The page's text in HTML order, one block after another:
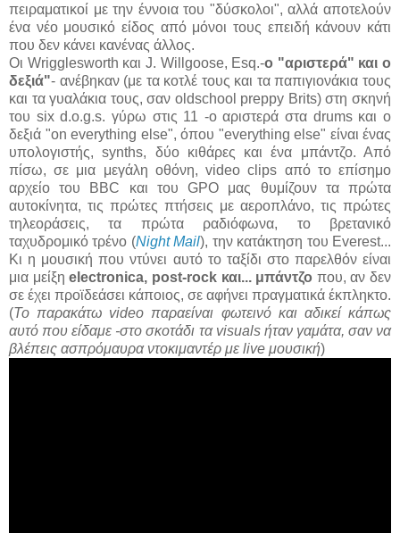
πειραματικοί με την έννοια του "δύσκολοι", αλλά αποτελούν
ένα νέο μουσικό είδος από μόνοι τους επειδή κάνουν κάτι
που δεν κάνει κανένας άλλος.
Οι Wrigglesworth και J. Willgoose, Esq.-ο "αριστερά" και ο
δεξιά"- ανέβηκαν (με τα κοτλέ τους και τα παπιγιονάκια τους
και τα γυαλάκια τους, σαν oldschool preppy Brits) στη σκηνή
του six d.o.g.s. γύρω στις 11 -ο αριστερά στα drums και ο
δεξιά "on everything else", όπου "everything else" είναι ένας
υπολογιστής, synths, δύο κιθάρες και ένα μπάντζο. Από
πίσω, σε μια μεγάλη οθόνη, video clips από το επίσημο
αρχείο του BBC και του GPO μας θυμίζουν τα πρώτα
αυτοκίνητα, τις πρώτες πτήσεις με αεροπλάνο, τις πρώτες
τηλεοράσεις, τα πρώτα ραδιόφωνα, το βρετανικό
ταχυδρομικό τρένο (Night Mail), την κατάκτηση του Everest...
Κι η μουσική που ντύνει αυτό το ταξίδι στο παρελθόν είναι
μια μείξηelectronica, post-rock και... μπάντζο που, αν δεν
σε έχει προϊδεάσει κάποιος, σε αφήνει πραγματικά έκπληκτο.
(Το παρακάτω video παραείναι φωτεινό και αδικεί κάπως
αυτό που είδαμε -στο σκοτάδι τα visuals ήταν γαμάτα, σαν να
βλέπεις ασπρόμαυρα ντοκιμαντέρ με live μουσική)